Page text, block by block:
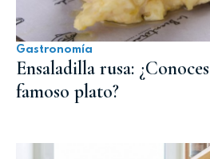
Gastronomía
Ensaladilla rusa:
famoso plato?